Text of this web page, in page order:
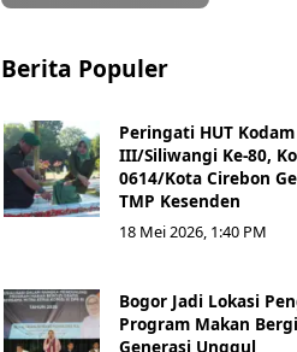
Berita Populer
Peringati HUT Kodam
III/Siliwangi Ke-80,
0614/Kota Cirebon
TMP Kesenden
18 Mei 2026, 1:40 PM
Bogor Jadi Lokasi
Program Makan
Generasi Unggul